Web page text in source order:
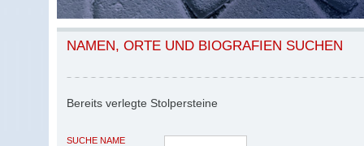
NAMEN, ORTE UND BIOGRAFIEN SUCHEN
Bereits verlegte Stolpersteine
SUCHE NAME